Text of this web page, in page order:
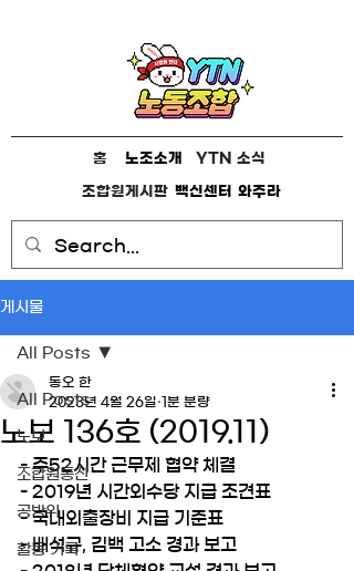
홈 YTN 소식
조합원게시판 와주라
백신센터
노조소개
게시물
All Posts
노보
조합원통신
공방위
활동 기록
All Posts
노보 136호 (2019.11)
동오 한
2023년 4월 26일 1분 분량
- 주52시간 근무제 협약 체결
- 2019년 시간외수당 지급 조견표
- 국내외출장비 지급 기준표
- 배석규, 김백 고소 경과 보고